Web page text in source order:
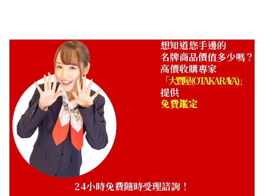
想知道您手邊的
名牌商品價值多少嗎？
高價收購專家
「大寶屋 (OTAKARAYA)」
提供
免費鑑定
24小時免費隨時受理諮詢！